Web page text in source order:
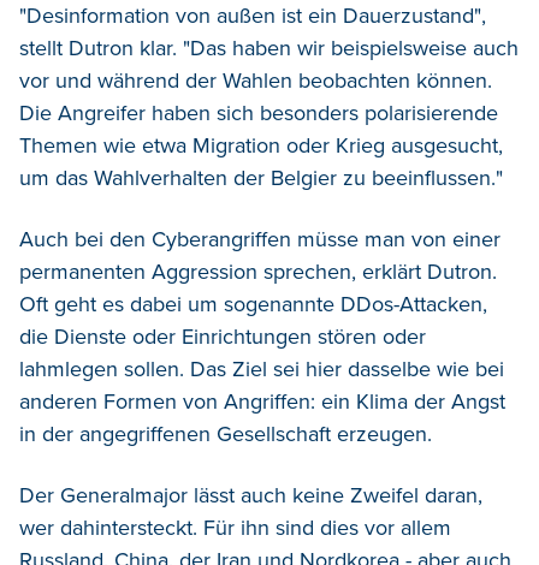
"Desinformation von außen ist ein Dauerzustand",
stellt Dutron klar. "Das haben wir beispielsweise auch
vor und während der Wahlen beobachten können.
Die Angreifer haben sich besonders polarisierende
Themen wie etwa Migration oder Krieg ausgesucht,
um das Wahlverhalten der Belgier zu beeinflussen."
Auch bei den Cyberangriffen müsse man von einer
permanenten Aggression sprechen, erklärt Dutron.
Oft geht es dabei um sogenannte DDos-Attacken,
die Dienste oder Einrichtungen stören oder
lahmlegen sollen. Das Ziel sei hier dasselbe wie bei
anderen Formen von Angriffen: ein Klima der Angst
in der angegriffenen Gesellschaft erzeugen.
Der Generalmajor lässt auch keine Zweifel daran,
wer dahintersteckt. Für ihn sind dies vor allem